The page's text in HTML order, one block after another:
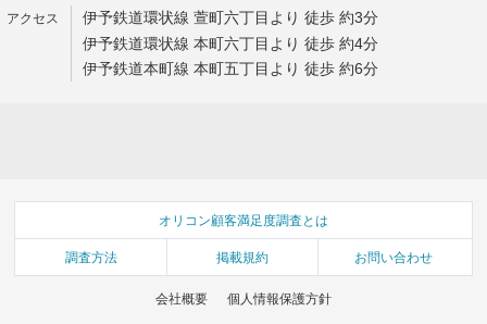
伊予鉄道環状線 萱町六丁目より 徒歩 約3分
伊予鉄道環状線 本町六丁目より 徒歩 約4分
伊予鉄道本町線 本町五丁目より 徒歩 約6分
オリコン顧客満足度調査とは
調査方法 掲載規約 お問い合わせ
会社概要 個人情報保護方針